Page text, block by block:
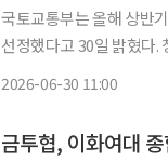
국토교통부는 올해 상반
선정했다고 30일 밝혔다.
2026-06-30 11:00
금투협, 이화여대